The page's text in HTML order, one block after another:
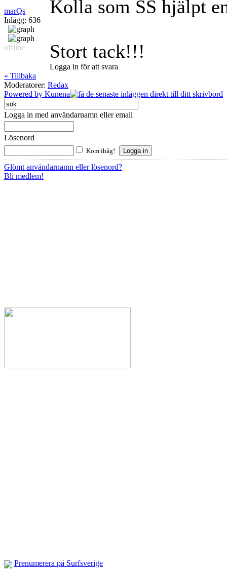
marQs
Inlägg: 636
offline
Kolla som SS hjälpt
Stort tack!!!
Logga in för att svara
« Tillbaka
Moderatorer: Redax
Powered by Kunena
Logga in med användarnamn eller email
Lösenord
Kom ihåg!
Glömt användarnamn eller lösenord?
Bli medlem!
Prenumerera på Surfsverige